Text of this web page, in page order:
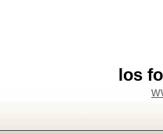
los